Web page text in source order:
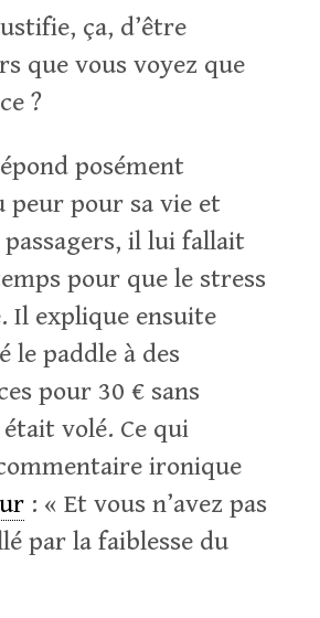
ça, d’être
que vous voyez que
?
posément
peur pour sa vie et
passagers, il lui fallait
pour que le stress
Il explique ensuite
le paddle à des
pour 30 € sans
volé. Ce qui
ironique
: « Et vous n’avez pas
par la faiblesse du